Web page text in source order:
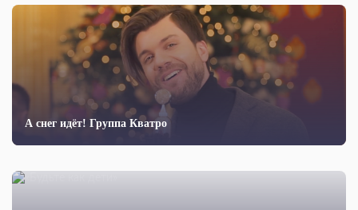
А снег идёт! Группа Кватро